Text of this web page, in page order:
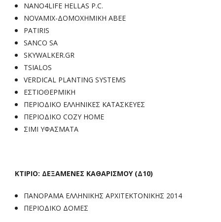
NANO4LIFE HELLAS P.C.
NOVAMIX-ΔΟΜΟΧΗΜΙΚΗ ΑΒΕΕ
PATIRIS
SANCO SA
SKYWALKER.GR
TSIALOS
VERDICAL PLANTING SYSTEMS
ΕΣΤΙΟΘΕΡΜΙΚΗ
ΠΕΡΙΟΔΙΚΟ ΕΛΛΗΝΙΚΕΣ ΚΑΤΑΣΚΕΥΕΣ
ΠΕΡΙΟΔΙΚΟ COZY HOME
ΣΙΜΙ ΥΦΑΣΜΑΤΑ
ΚΤΙΡΙΟ: ΔΕΞΑΜΕΝΕΣ ΚΑΘΑΡΙΣΜΟΥ (Δ10)
ΠΑΝΟΡΑΜΑ ΕΛΛΗΝΙΚΗΣ ΑΡΧΙΤΕΚΤΟΝΙΚΗΣ 2014
ΠΕΡΙΟΔΙΚΟ ΔΟΜΕΣ